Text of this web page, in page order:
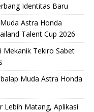
Identitas Baru
Astra Honda
Talent Cup 2026
Mekanik Tekiro Sabet
Muda Astra Honda
Lebih Matang, Aplikasi